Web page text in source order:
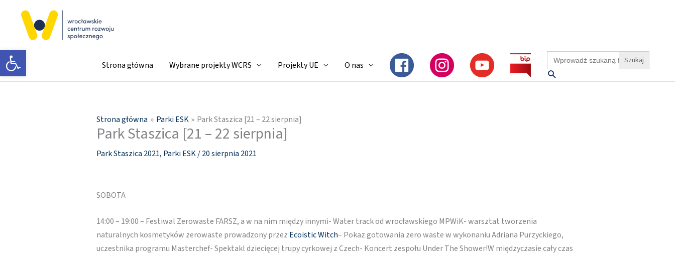
Otwórz pasek narzędzi Strona główna Wybrane projekty WCRS Projekty UE O nas
Search
for:
Szukaj
Strona główna Parki ESK Park Staszica [21 – 22 sierpnia]
Park Staszica [21 – 22 sierpnia]
Park Staszica 2021, Parki ESK/20 sierpnia 2021
SOBOTA
14:00 – 19:00 – Festiwal Zerowaste FARSZ, a w na nim między innymi- Water track od wrocławskiego MPWiK- warsztat tworzenia
naturalnych kosmetyków zerowaste prowadzony przez Ecoistic Witch– Pokaz gotowania zero waste w wykonaniu Adriana Purzyckiego,
uczestnika programu Masterchef- Spektakl dziecięcej trupy cyrkowej z Czech- Koncert zespołu Under The Shower!W międzyczasie cały czas